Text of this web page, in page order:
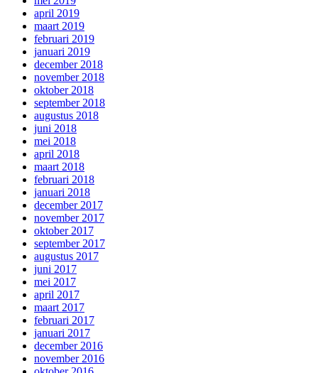
april 2019
maart 2019
februari 2019
januari 2019
december 2018
november 2018
oktober 2018
september 2018
augustus 2018
juni 2018
mei 2018
april 2018
maart 2018
februari 2018
januari 2018
december 2017
november 2017
oktober 2017
september 2017
augustus 2017
juni 2017
mei 2017
april 2017
maart 2017
februari 2017
januari 2017
december 2016
november 2016